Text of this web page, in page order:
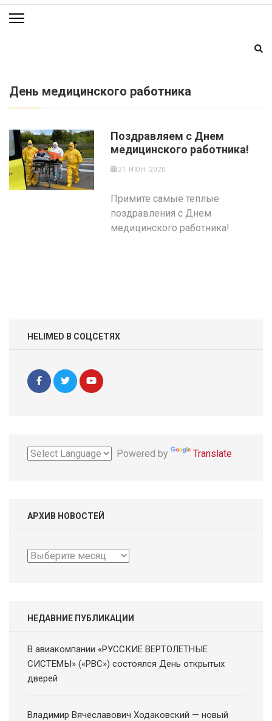
День медицинского работника
Поздравляем с Днем
медицинского работника!
21 ИЮН 2020
Примите самые теплые
поздравления с Днем
медицинского работника!
HELIMED В СОЦСЕТЯХ
Powered by Translate
АРХИВ НОВОСТЕЙ
Архив
НЕДАВНИЕ ПУБЛИКАЦИИ
В авиакомпании «РУССКИЕ ВЕРТОЛЕТНЫЕ
СИСТЕМЫ» («РВС») состоялся День открытых
дверей
Владимир Вячеславович Ходаковский — новый